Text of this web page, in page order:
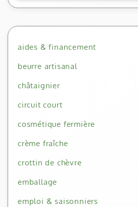
aides & financement
beurre artisanal
châtaignier
circuit court
cosmétique fermière
crème fraîche
crottin de chèvre
emballage
emploi & saisonniers